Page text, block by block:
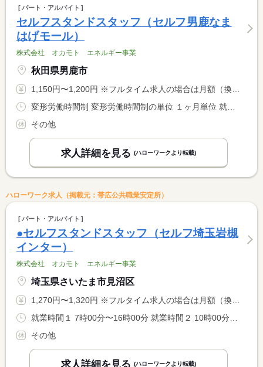
パート・アルバイト
セルフスタンドスタッフ（セルフ男鹿なま
はげモール）
株式会社 オカモト エネルギー事業
秋田県男鹿市
1,150円〜1,200円 ※フルタイム求人の場合は月額（換算額）、パート求人の場合は時間額を表示しています。
変形労働時間制 変形労働時間制の単位 １ヶ月単位 就業時間１ 5時45分〜13時45分 就業時間２ 7時45分〜15時45分 就業時間３ 12時45分〜20時45分 就業時間に関する特記事項 （４）１４：４５〜２３：１５ <BR> （１）〜（４）のシフト勤務
その他
求人詳細を見る (ハローワークより転載)
ハローワーク求人（掲載元：帯広公共職業安定所）
パート・アルバイト
●セルフスタンドスタッフ（セルフ埼玉岩槻
インター）
株式会社 オカモト エネルギー事業
埼玉県さいたま市見沼区
1,270円〜1,320円 ※フルタイム求人の場合は月額（換算額）、パート求人の場合は時間額を表示しています。
就業時間１ 7時00分〜16時00分 就業時間２ 10時00分〜19時00分 就業時間３ 14時00分〜23時00分 就業時間に関する特記事項 （４）２２：００〜翌７：００ <BR> ＊シフト制
その他
求人詳細を見る (ハローワークより転載)